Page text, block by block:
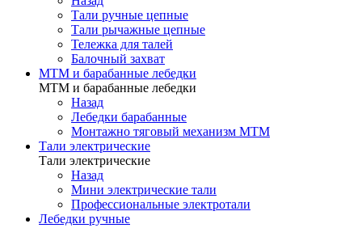
Тали ручные цепные
Тали рычажные цепные
Тележка для талей
Балочный захват
МТМ и барабанные лебедки
МТМ и барабанные лебедки
Назад
Лебедки барабанные
Монтажно тяговый механизм МТМ
Тали электрические
Тали электрические
Назад
Мини электрические тали
Профессиональные электротали
Лебедки ручные